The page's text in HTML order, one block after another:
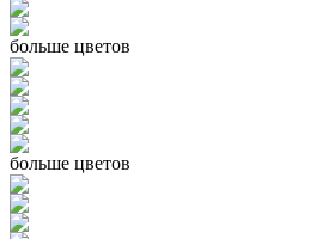
больше цветов
больше цветов